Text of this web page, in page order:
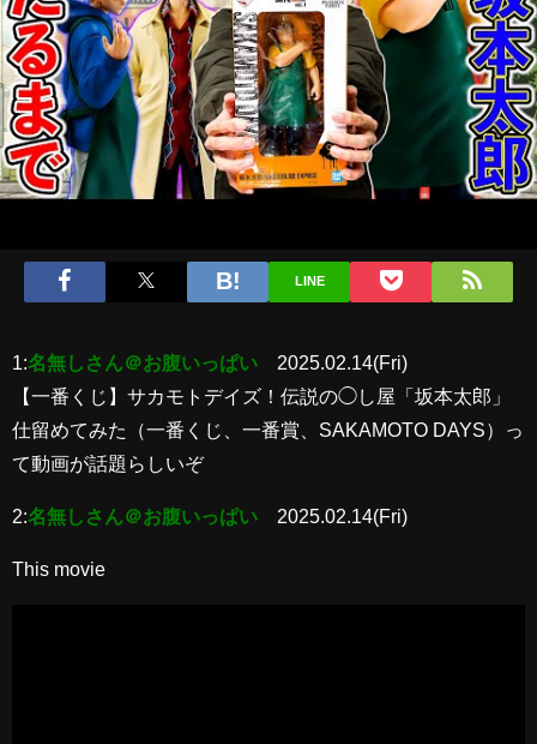
LINE
1:名無しさん＠お腹いっぱい
2025.02.14(Fri)
【一番くじ】サカモトデイズ！伝説の◯し屋「坂本太郎」
仕留めてみた（一番くじ、一番賞、SAKAMOTO DAYS）っ
て動画が話題らしいぞ
2:名無しさん＠お腹いっぱい 2025.02.14(Fri)
This movie